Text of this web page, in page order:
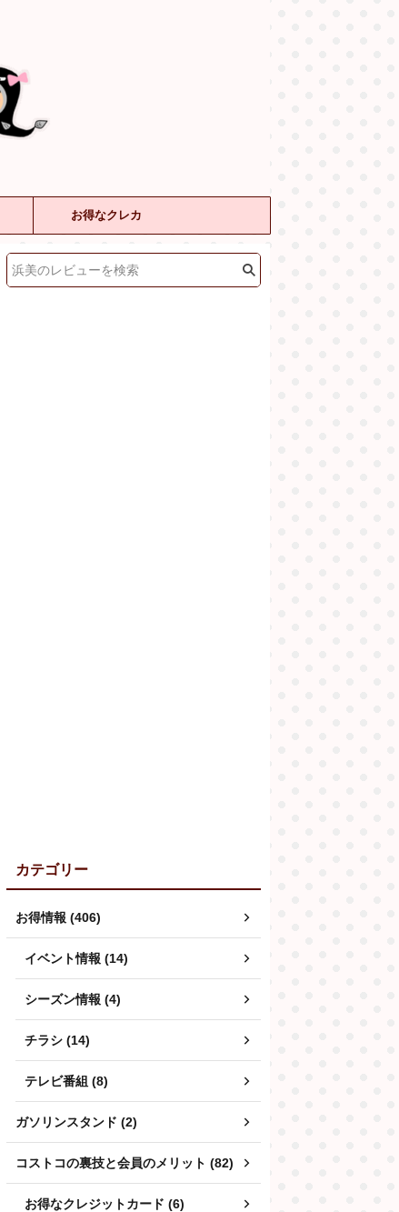
お得なクレカ
カテゴリー
お得情報 (406)
イベント情報 (14)
シーズン情報 (4)
チラシ (14)
テレビ番組 (8)
ガソリンスタンド (2)
コストコの裏技と会員のメリット (82)
お得なクレジットカード (6)